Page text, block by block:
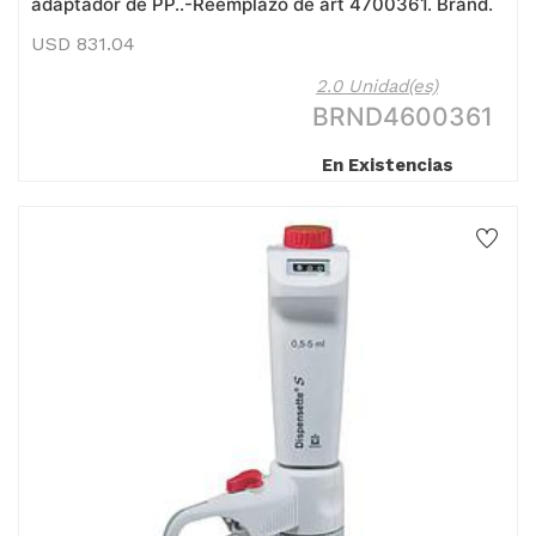
USD 831.04
2.0 Unidad(es)
BRND4600361
En Existencias